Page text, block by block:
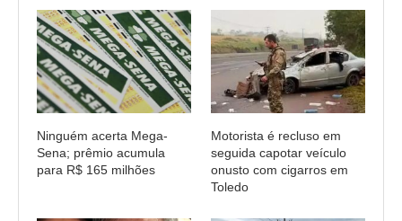
Ninguém acerta Mega-
Sena; prêmio acumula
para R$ 165 milhões
Motorista é recluso em
seguida capotar veículo
onusto com cigarros em
Toledo